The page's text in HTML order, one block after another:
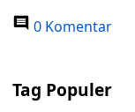
0 Komentar
Tag Populer